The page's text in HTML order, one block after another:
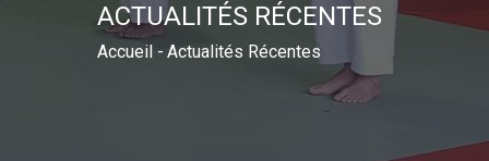
ACTUALITÉS RÉCENTES
Accueil - Actualités Récentes